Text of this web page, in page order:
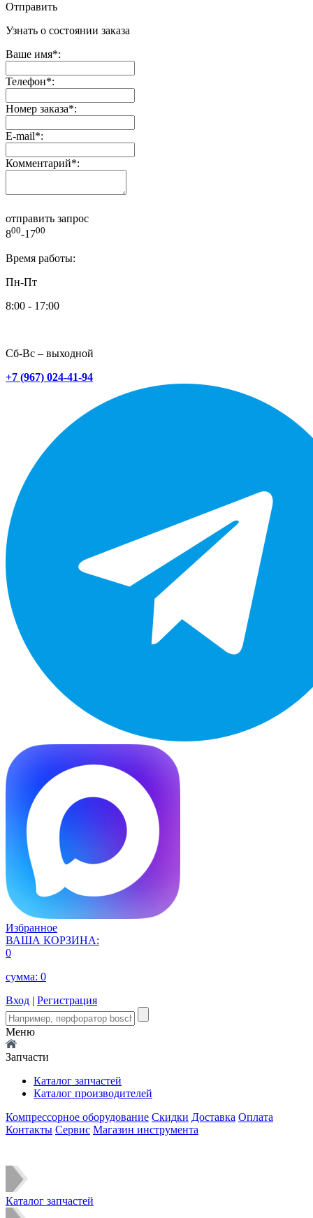
Отправить
Узнать о состоянии заказа
Ваше имя*:
Телефон*:
Номер заказа*:
E-mail*:
Комментарий*:
отправить запрос
800-1700
Время работы:
Пн-Пт
8:00 - 17:00
Сб-Вс – выходной
+7 (967) 024-41-94
Избранное
ВАША КОРЗИНА:
0
сумма: 0
Вход | Регистрация
Меню
Запчасти
Каталог запчастей
Каталог производителей
Компрессорное оборудование Скидки Доставка Оплата
Контакты Сервис Магазин инструмента
Каталог запчастей